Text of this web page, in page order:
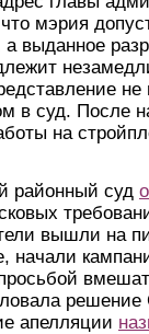
мэрия
а выданное
не
в суд. После
на
районный суд
вышли на
начали
решение
апелляции